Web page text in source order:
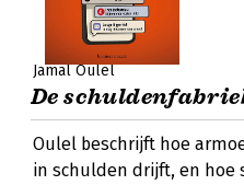
Jamal Oulel
De
Oulel beschrijft hoe
in schulden drijft, en